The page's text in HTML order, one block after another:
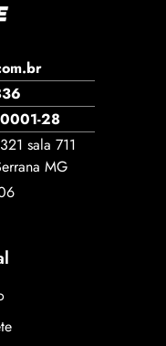
28
sala 711
MG